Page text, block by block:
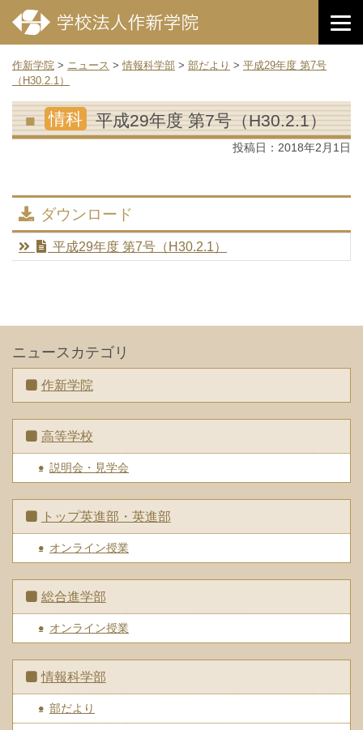
作新学院 > ニュース >情報科学部 > 部だより > 平成29年度 第7号
（H30.2.1）
情科 平成29年度 第7号（H30.2.1）
投稿日： 2018年2月1日
ダウンロード
平成29年度 第7号（H30.2.1）
ニュースカテゴリ
作新学院
高等学校
説明会・見学会
トップ英進部・英進部
オンライン授業
総合進学部
オンライン授業
情報科学部
部だより